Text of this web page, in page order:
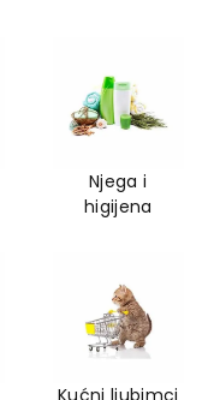
Njega i
higijena